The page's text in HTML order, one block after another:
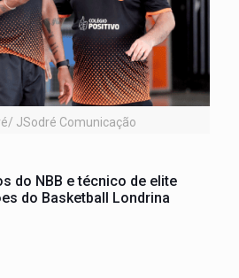
JSodré Comunicação
do NBB e técnico de elite
do Basketball Londrina